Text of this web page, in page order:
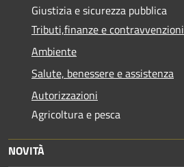
Giustizia e sicurezza pubblica
Tributi,finanze e contravvenzioni
Ambiente
Salute, benessere e assistenza
Autorizzazioni
Agricoltura e pesca
NOVITÀ